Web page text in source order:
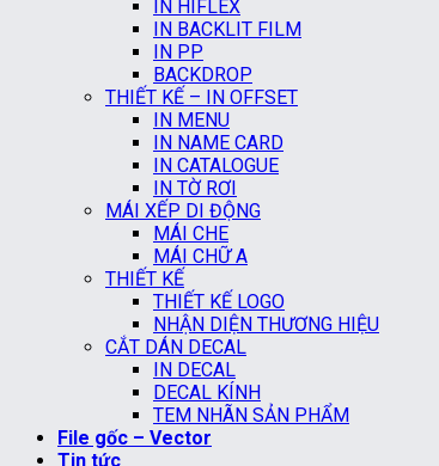
IN HIFLEX
IN BACKLIT FILM
IN PP
BACKDROP
THIẾT KẾ – IN OFFSET
IN MENU
IN NAME CARD
IN CATALOGUE
IN TỜ RƠI
MÁI XẾP DI ĐỘNG
MÁI CHE
MÁI CHỮ A
THIẾT KẾ
THIẾT KẾ LOGO
NHẬN DIỆN THƯƠNG HIỆU
CẮT DÁN DECAL
IN DECAL
DECAL KÍNH
TEM NHÃN SẢN PHẨM
File gốc – Vector
Tin tức